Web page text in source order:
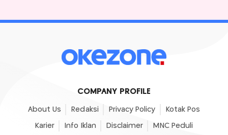
COMPANY PROFILE
About Us Redaksi Privacy Policy Kotak Pos
Karier Info Iklan Disclaimer MNC Peduli